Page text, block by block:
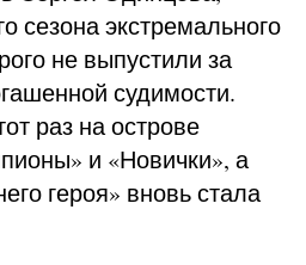
сезона экстремального
не выпустили за
судимости.
раз на острове
и «Новички», а
героя» вновь стала